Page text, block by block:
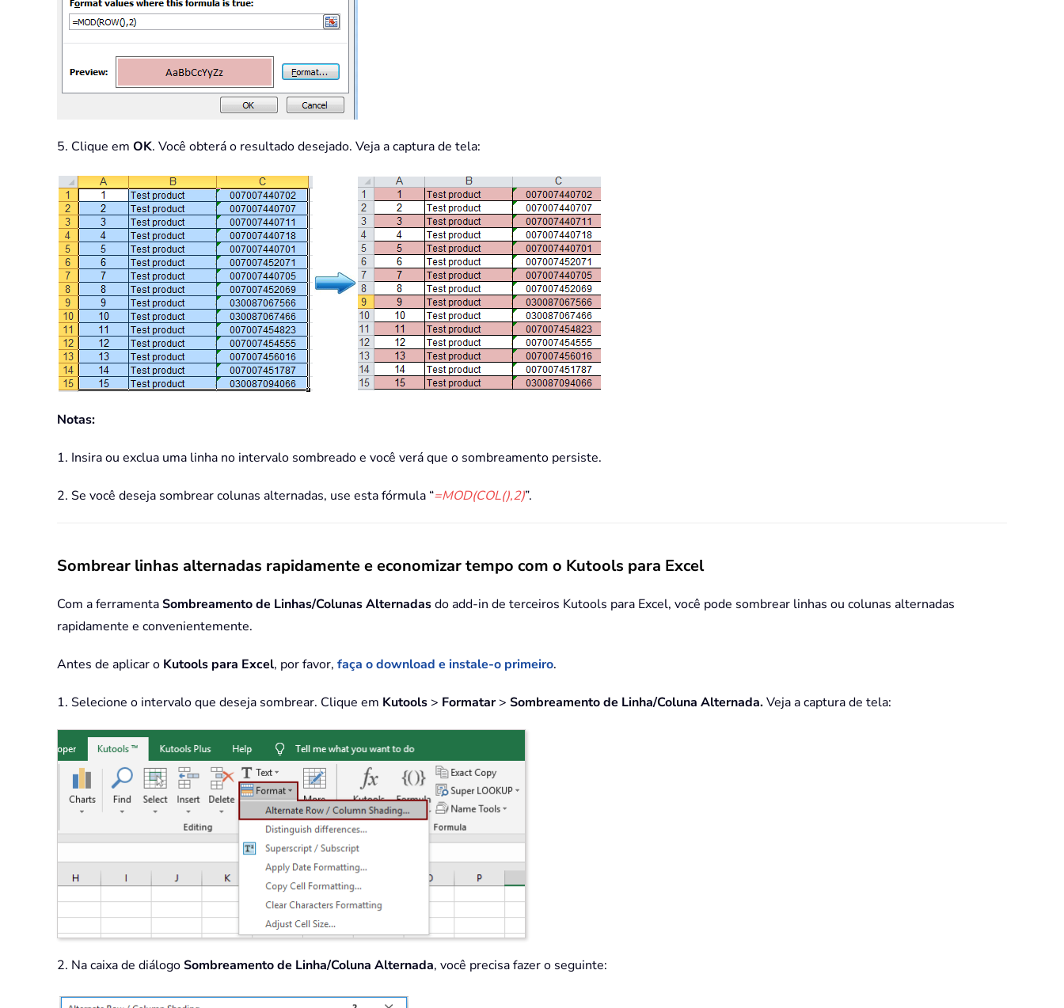
5. Clique em OK. Você obterá o resultado desejado. Veja a captura de tela:
Notas:
1. Insira ou exclua uma linha no intervalo sombreado e você verá que o sombreamento persiste.
2. Se você deseja sombrear colunas alternadas, use esta fórmula “=MOD(COL(),2)”.
Sombrear linhas alternadas rapidamente e economizar tempo com o Kutools para Excel
Com a ferramentaSombreamento de Linhas/Colunas Alternadasdo add-in de terceiros Kutools para Excel, você pode sombrear linhas ou colunas alternadas
rapidamente e convenientemente.
Antes de aplicar o Kutools para Excel, por favor, faça o download e instale-o primeiro.
1. Selecione o intervalo que deseja sombrear. Clique em Kutools > Formatar> Sombreamento de Linha/Coluna Alternada.Veja a captura de tela:
2. Na caixa de diálogoSombreamento de Linha/Coluna Alternada, você precisa fazer o seguinte: